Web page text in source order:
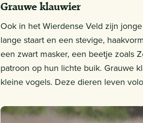
Grauwe klauwier
Ook in het Wierdense Veld zijn
lange staart en een stevige,
een zwart masker, een beetje zoals
patroon op hun lichte buik. Grauwe
kleine vogels. Deze dieren leven